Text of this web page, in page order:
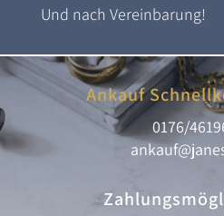
Und nach Vereinbarung!
Ankauf
0176/